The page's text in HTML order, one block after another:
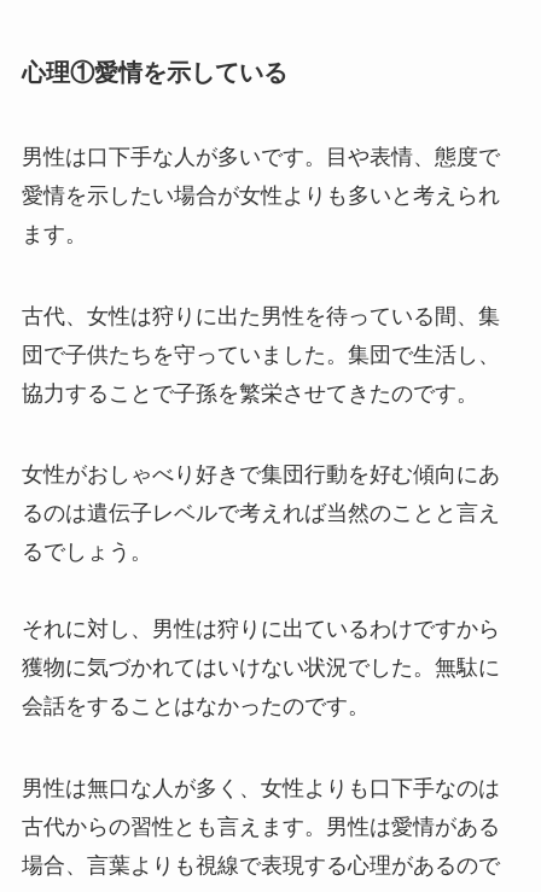
心理①愛情を示している
男性は口下手な人が多いです。目や表情、態度で
愛情を示したい場合が女性よりも多いと考えられ
ます。
古代、女性は狩りに出た男性を待っている間、集
団で子供たちを守っていました。集団で生活し、
協力することで子孫を繁栄させてきたのです。
女性がおしゃべり好きで集団行動を好む傾向にあ
るのは遺伝子レベルで考えれば当然のことと言え
るでしょう。
それに対し、男性は狩りに出ているわけですから
獲物に気づかれてはいけない状況でした。無駄に
会話をすることはなかったのです。
男性は無口な人が多く、女性よりも口下手なのは
古代からの習性とも言えます。男性は愛情がある
場合、言葉よりも視線で表現する心理があるので